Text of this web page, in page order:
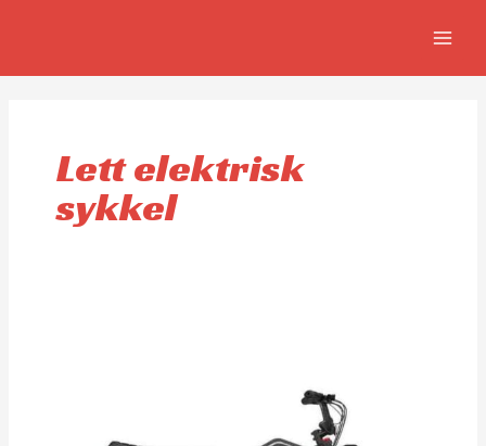
Lett elektrisk
sykkel